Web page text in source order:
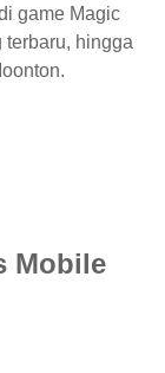
game Magic
terbaru, hingga
Mobile